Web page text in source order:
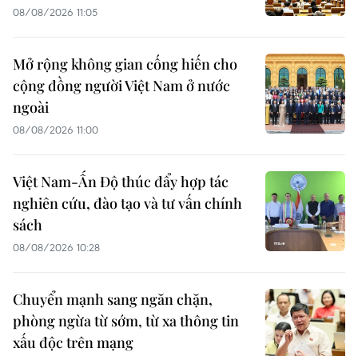
08/08/2026 11:05
Mở rộng không gian cống hiến cho
cộng đồng người Việt Nam ở nước
ngoài
08/08/2026 11:00
Việt Nam-Ấn Độ thúc đẩy hợp tác
nghiên cứu, đào tạo và tư vấn chính
sách
08/08/2026 10:28
Chuyển mạnh sang ngăn chặn,
phòng ngừa từ sớm, từ xa thông tin
xấu độc trên mạng